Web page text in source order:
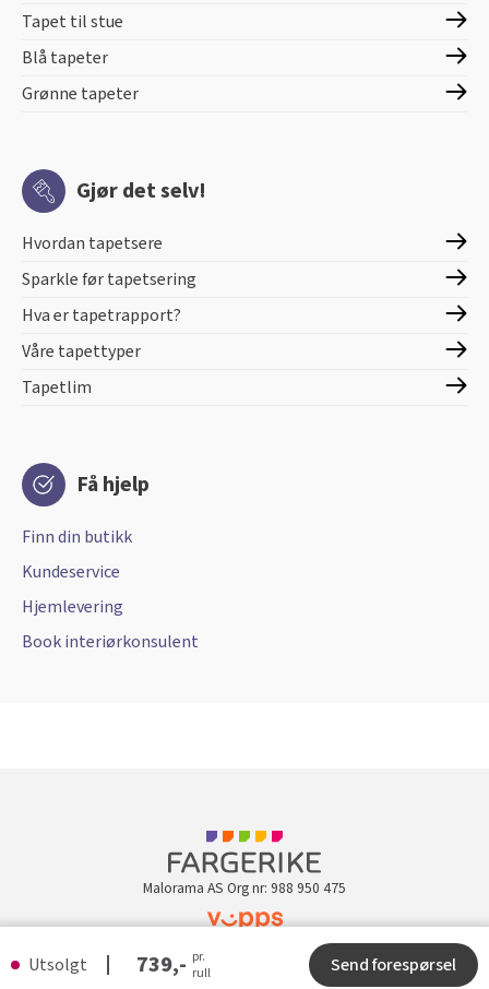
Utsolgt 739,- pr.
rull
Send forespørsel
Tapet til stue
Blå tapeter
Grønne tapeter
Gjør det selv!
Hvordan tapetsere
Sparkle før tapetsering
Hva er tapetrapport?
Våre tapettyper
Tapetlim
Få hjelp
Finn din butikk
Kundeservice
Hjemlevering
Book interiørkonsulent
Malorama AS Org nr: 988 950 475
Kundeklubb